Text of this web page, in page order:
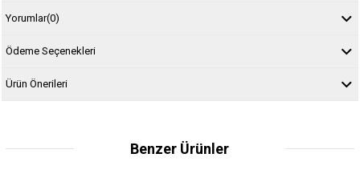
Yorumlar(0)
Ödeme Seçenekleri
Ürün Önerileri
Benzer Ürünler